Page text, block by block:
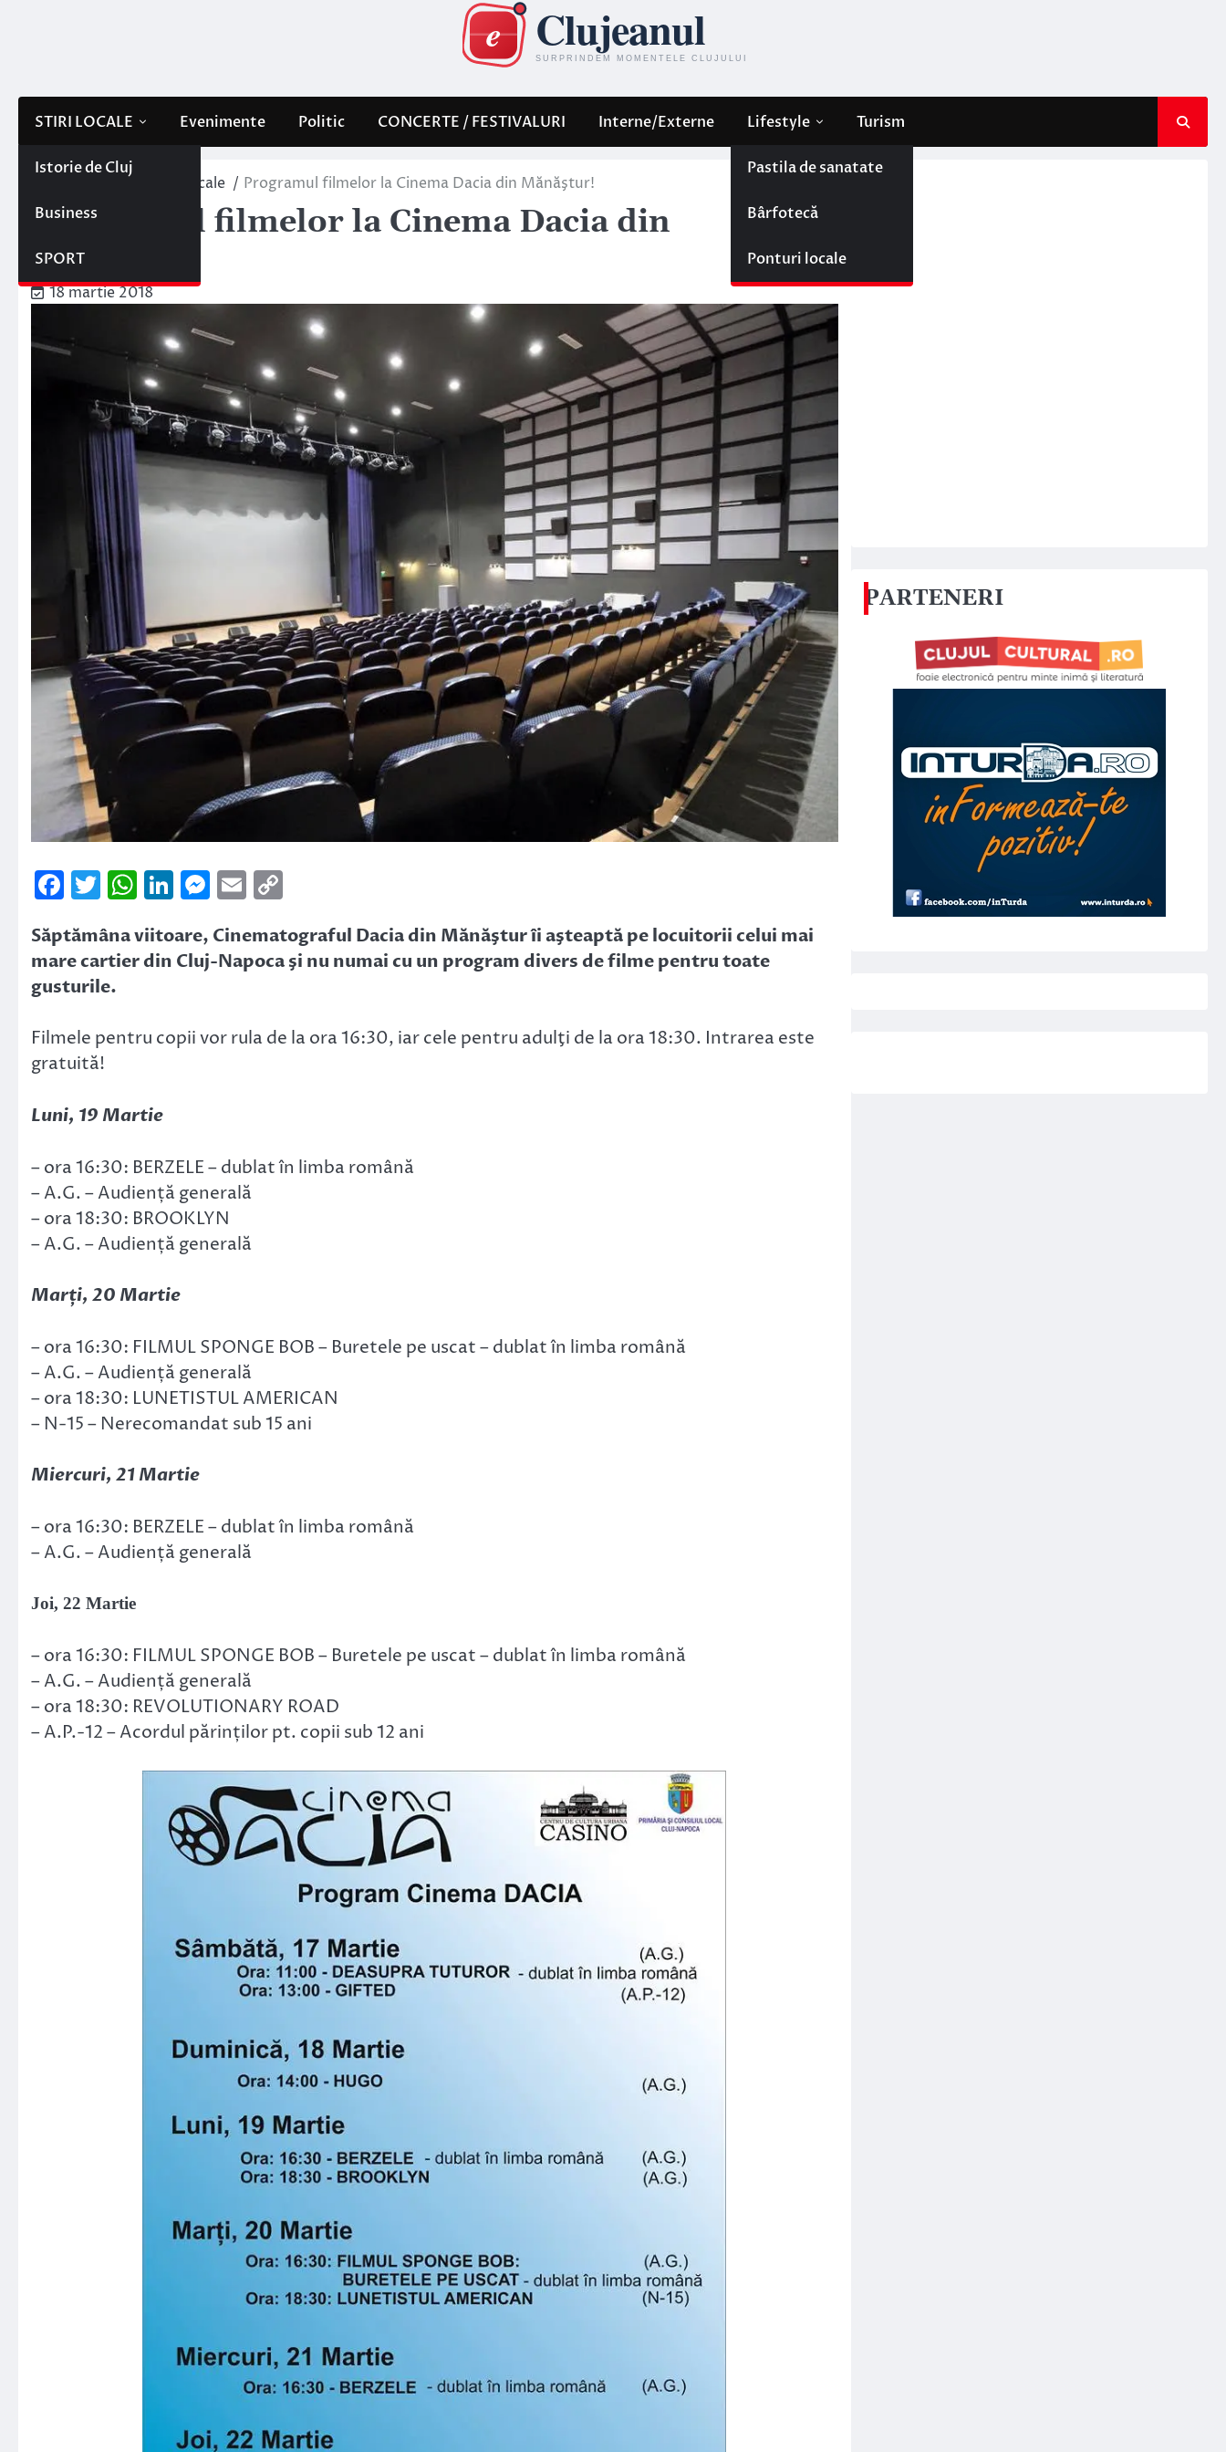
STIRI LOCALE
Istorie de Cluj
Business
SPORT
Evenimente Politic CONCERTE / FESTIVALURI Interne/Externe Lifestyle
Pastila de sanatate
Bârfotecă
Ponturi locale
Turism
Evenimente locale Programul filmelor la Cinema Dacia din Mănăştur!
Programul filmelor la Cinema Dacia din
Mănăştur!
18 martie 2018
Facebook
Twitter
WhatsApp
LinkedIn
Messenger
Email
Săptămâna viitoare, Cinematograful Dacia din Mănăştur îi aşteaptă pe locuitorii celui mai
mare cartier din Cluj-Napoca şi nu numai cu un program divers de filme pentru toate
gusturile.
Filmele pentru copii vor rula de la ora 16:30, iar cele pentru adulţi de la ora 18:30. Intrarea este
gratuită!
Luni, 19 Martie
– ora 16:30: BERZELE – dublat în limba română
– A.G. – Audiență generală
– ora 18:30: BROOKLYN
– A.G. – Audiență generală
Marți, 20 Martie
– ora 16:30: FILMUL SPONGE BOB – Buretele pe uscat – dublat în limba română
– A.G. – Audiență generală
– ora 18:30: LUNETISTUL AMERICAN
– N-15 – Nerecomandat sub 15 ani
Miercuri, 21 Martie
– ora 16:30: BERZELE – dublat în limba română
– A.G. – Audiență generală
Joi, 22 Martie
– ora 16:30: FILMUL SPONGE BOB – Buretele pe uscat – dublat în limba română
– A.G. – Audiență generală
– ora 18:30: REVOLUTIONARY ROAD
– A.P.-12 – Acordul părinților pt. copii sub 12 ani
PARTENERI